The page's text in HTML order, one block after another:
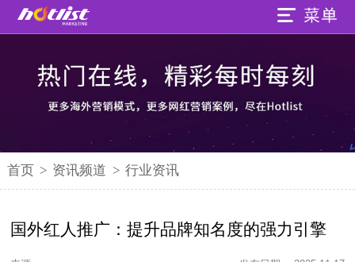
首页 > 资讯频道 > 行业资讯
国外红人推广：提升品牌知名度的强力引擎